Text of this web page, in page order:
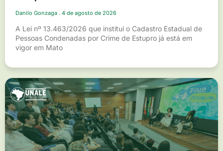
Danilo Gonzaga 4 de agosto de 2026
A Lei nº 13.463/2026 que institui o Cadastro Estadual de
Pessoas Condenadas por Crime de Estupro já está em
vigor em Mato